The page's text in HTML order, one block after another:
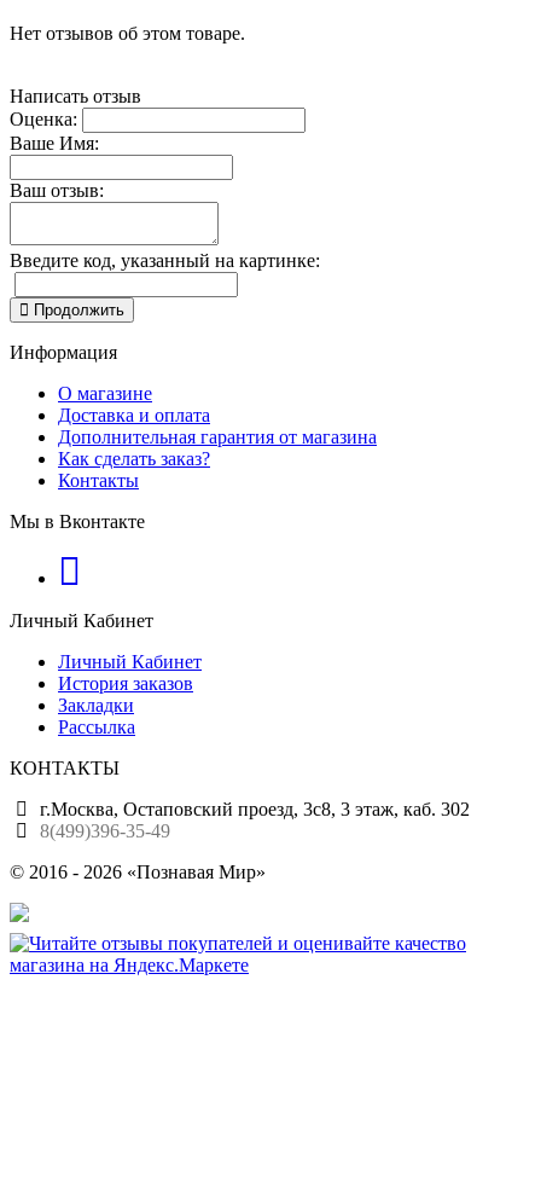
Нет отзывов об этом товаре.
Написать отзыв
Оценка:
Ваше Имя:
Ваш отзыв:
Введите код, указанный на картинке:
Продолжить
Информация
О магазине
Доставка и оплата
Дополнительная гарантия от магазина
Как сделать заказ?
Контакты
Мы в Вконтакте
Личный Кабинет
Личный Кабинет
История заказов
Закладки
Рассылка
КОНТАКТЫ
г.Москва, Остаповский проезд, 3с8, 3 этаж, каб. 302
8(499)396-35-49
© 2016 - 2026 «Познавая Мир»